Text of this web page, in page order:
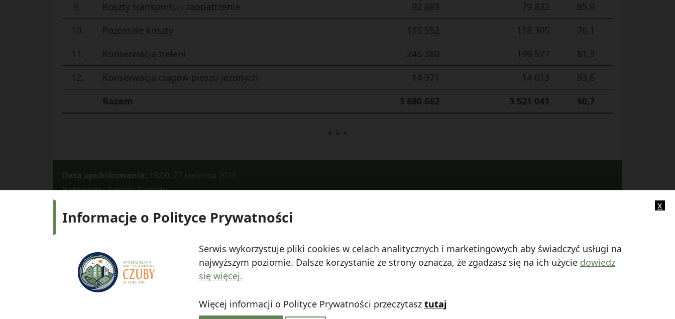
9.
Koszty transportu i zaopatrzenia 92 883 79 832
85,9
10.
Pozostałe koszty 155 552 118 305
76,1
11.
Konserwacja zieleni 245 360 199 577
81,3
12.
Konserwacja ciągów pieszo jezdnych 14 971 14 013
93,6
Razem
3 880 662 3 521 041 90,7
* * *
Data opublikowania: 18:00, 27 kwietnia 2016
Kategorie:Z pracy Zarządu
Spółdzielnia Mieszkaniowa "Czuby" w Lublinie|Polityka prywatności
x
Informacje o Polityce Prywatności
Serwis wykorzystuje pliki cookies w celach analitycznych i marketingowych aby świadczyć usługi na
najwyższym poziomie. Dalsze korzystanie ze strony oznacza, że zgadzasz się na ich użycie dowiedz
się więcej.
Więcej informacji o Polityce Prywatności przeczytasz tutaj